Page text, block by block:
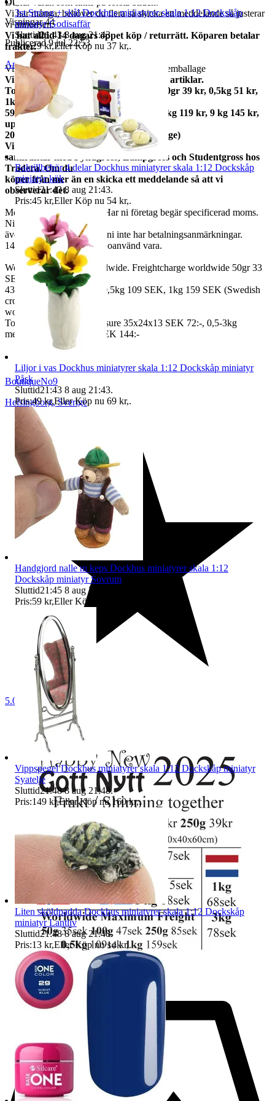
Vi har många, behöver du flera så skicka ett meddelande så justerar
vi annonsen.
Vi har alltid 14 dagars öppet köp / returrätt. Köparen betalar
frakter.
Vikt ca 130 gram med förpackning + postemballage
Vi samfraktar gärna om du köper flera artiklar.
Total frakt: 50gr 15 kr, 100gr 25 kr, 250gr 39 kr, 0,5kg 51 kr,
1kg
59kr, 2kg 73 kr, 3kg 79 kr, 5kg 95 kr, 7kg 119 kr, 9 kg 145 kr,
upp till
20kg 159 kr (priserna gäller inom Sverige)
Vi
samfraktar med Fyndgross, Lampgross och Studentgross hos
Tradera. Om du
köper från mer än en skicka ett meddelande så att vi
observerar det.
Moms ingår i våra priser. Har ni företag begär specificerad moms.
Ni kan
även fråga om faktura om ni inte har betalningsanmärkningar.
14 dagars full returrätt vid oanvänd vara.
We also ship abroad worldwide. Freightcharge worldwide 50gr 33
SEK, 100 gr
43 SEK, 250gr 85 SEK, 0,5kg 109 SEK, 1kg 159 SEK (Swedish
crown
worldwide price freight)
To Denmark 0,5-3kg measure 35x24x13 SEK 72:-, 0,5-3kg
measure 40x40x140cm SEK 144:-
Visningar 44
Publicerad 9 jul 22:53
Anmäl Sälj liknande
BoutiqueNo9
Helsingborg,Sverige
5.0
3st Strong + skål Dockhus miniatyrer skala 1:12 Dockskåp
miniatyr Godisaffär
Sluttid21:43 8 aug 21:43.
Pris:29 kr,Eller Köp nu 37 kr,.
Baktillbehör 4 delar Dockhus miniatyrer skala 1:12 Dockskåp
miniatyr kök
Sluttid21:43 8 aug 21:43.
Pris:45 kr,Eller Köp nu 54 kr,.
Liljor i vas Dockhus miniatyrer skala 1:12 Dockskåp miniatyr
Påsk
Sluttid21:43 8 aug 21:43.
Pris:49 kr,Eller Köp nu 69 kr,.
Handgjord nalle m keps Dockhus miniatyrer skala 1:12
Dockskåp miniatyr Sovrum
Sluttid21:45 8 aug 21:45
Pris:59 kr,Eller Köp nu
Vippspegel Dockhus miniatyrer skala 1:12 Dockskåp miniatyr
Syatelje
Sluttid21:48 8 aug 21:48.
Pris:149 kr,Eller Köp nu 160 kr,.
Liten sköldpadda Dockhus miniatyrer skala 1:12 Dockskåp
miniatyr Lantliv
Sluttid21:48 8 aug 21:48.
Pris:13 kr,Eller Köp nu 14 kr,.